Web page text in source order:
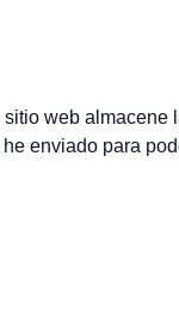
web almacene
enviado para